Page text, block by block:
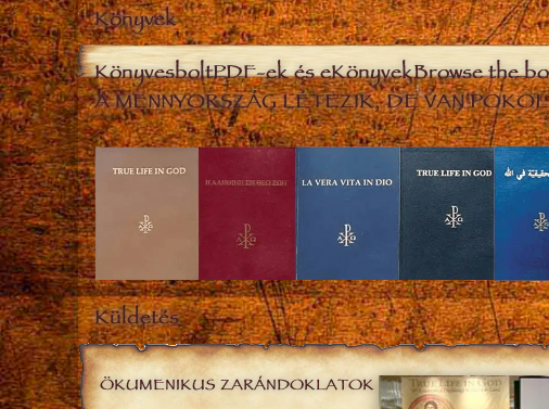
Könyvek
KönyvesboltPDF-ek és eKönyvekBrowse the
A MENNYORSZÁG LÉTEZIK, DE VAN
Küldetés
ÖKUMENIKUS ZARÁNDOKLATOK